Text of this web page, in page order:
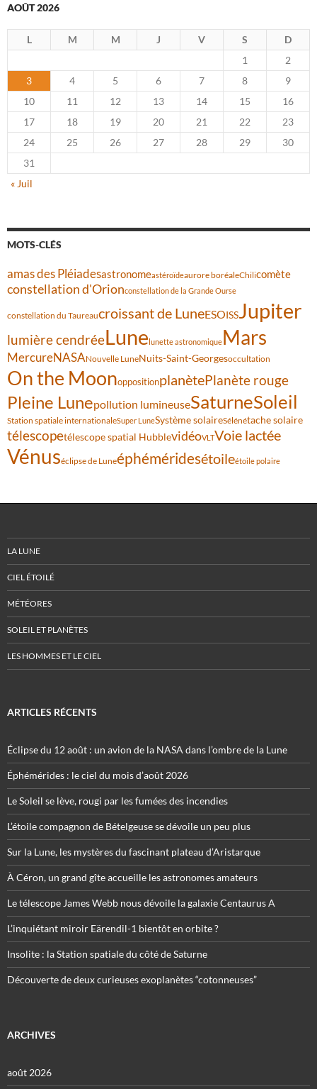
AOÛT 2026
L M M J V S
D
1
2
3
4 5 6 7 8
9
10
11 12 13 14 15
16
17
18 19 20 21 22
23
24
25 26 27 28 29
30
31
« Juil
MOTS-CLÉS
amas des Pléiadesastronomeastéroïdeaurore boréaleChilicomète
constellation d'Orionconstellation de la Grande Ourse
constellation du Taureaucroissant de LuneESOISSJupiter
lumière cendréeLunelunette astronomiqueMars
MercureNASANouvelle LuneNuits-Saint-Georgesoccultation
On the MoonoppositionplanètePlanète rouge
Pleine Lunepollution lumineuseSaturneSoleil
Station spatiale internationaleSuper LuneSystème solaireSélénétache solaire
télescopetélescope spatial HubblevidéoVLTVoie lactée
Vénuséclipse de Luneéphéméridesétoileétoile polaire
LA LUNE
CIEL ÉTOILÉ
MÉTÉORES
SOLEIL ET PLANÈTES
LES HOMMES ET LE CIEL
ARTICLES RÉCENTS
Éclipse du 12 août : un avion de la NASA dans l’ombre de la Lune
Éphémérides : le ciel du mois d’août 2026
Le Soleil se lève, rougi par les fumées des incendies
L’étoile compagnon de Bételgeuse se dévoile un peu plus
Sur la Lune, les mystères du fascinant plateau d’Aristarque
À Céron, un grand gîte accueille les astronomes amateurs
Le télescope James Webb nous dévoile la galaxie Centaurus A
L’inquiétant miroir Eärendil-1 bientôt en orbite ?
Insolite : la Station spatiale du côté de Saturne
Découverte de deux curieuses exoplanètes “cotonneuses”
ARCHIVES
août 2026